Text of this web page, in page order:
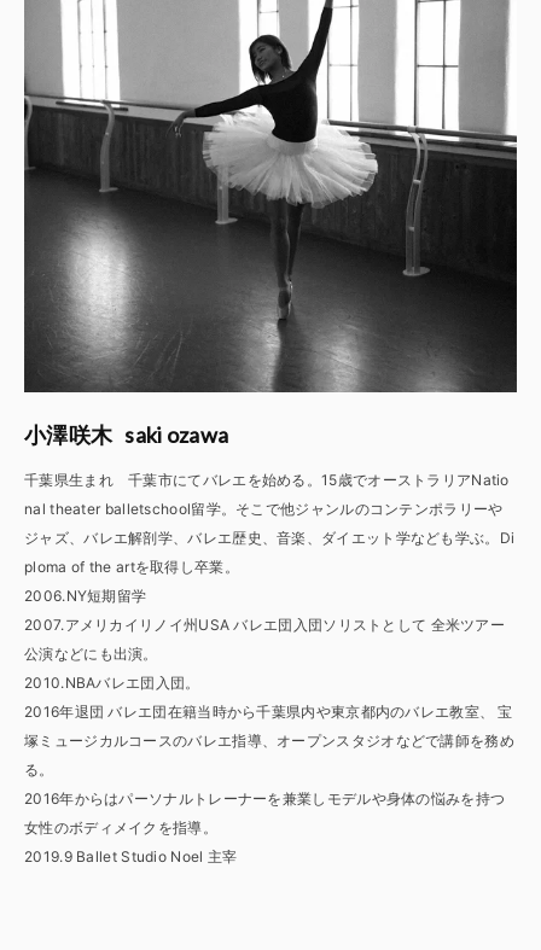
小澤咲木 saki ozawa
千葉県生まれ 千葉市にてバレエを始める。15歳でオーストラリアNatio
nal theater balletschool留学。そこで他ジャンルのコンテンポラリーや
ジャズ、バレエ解剖学、バレエ歴史、音楽、ダイエット学なども学ぶ。Di
ploma of the artを取得し卒業。
2006.NY短期留学
2007.アメリカイリノイ州USA バレエ団入団ソリストとして 全米ツアー
公演などにも出演。
2010.NBAバレエ団入団。
2016年退団 バレエ団在籍当時から千葉県内や東京都内のバレエ教室、 宝
塚ミュージカルコースのバレエ指導、オープンスタジオなどで講師を務め
る。
2016年からはパーソナルトレーナーを兼業しモデルや身体の悩みを持つ
女性のボディメイクを指導。
2019.9 Ballet Studio Noel 主宰